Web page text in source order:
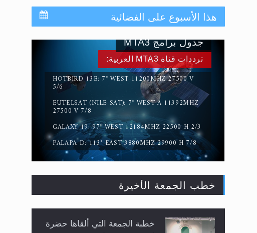
حقيقة المسيح الدجال
القرآن قاضٍ وحكمٌ على السنة
ومهيمنٌ عليها.. ليس العكس
هذا الأسبوع على الفضائية
ترددات قناة MTA3 العربية:
HOTBIRD 13B: 7° WEST 11200MHZ 27500 V
5/6
EUTELSAT (NILE SAT): 7° WEST-A 11392MHZ
27500 V 7/8
GALAXY 19: 97° WEST 12184MHZ 22500 H 2/3
PALAPA D: 113° EAST 3880MHZ 29900 H 7/8
جدول برامج MTA3
خطب الجمعة الأخيرة
خطبة الجمعة التي ألقاها حضرة